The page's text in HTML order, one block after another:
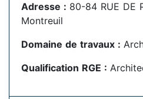
Adresse : 80-84 RUE DE
Montreuil
Domaine de travaux :
Qualification RGE :